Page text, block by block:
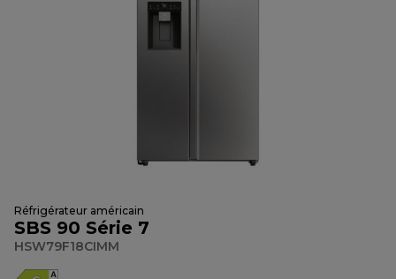
Réfrigérateur américain
SBS 90 Série 7
HSW79F18CIMM